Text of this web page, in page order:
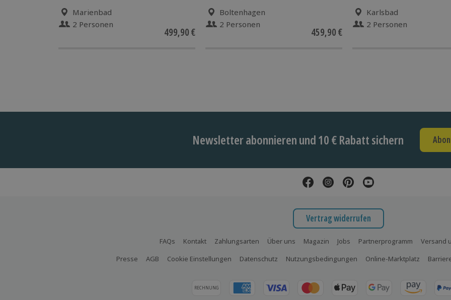
Marienbad
2 Personen
499,90 €
Boltenhagen
2 Personen
459,90 €
Karlsbad
2 Personen
Newsletter abonnieren und 10 € Rabatt sichern
Vertrag widerrufen
FAQs Kontakt Zahlungsarten Über uns Magazin Jobs Partnerprogramm
Versand
Presse
AGB Cookie Einstellungen Datenschutz Nutzungsbedingungen Online-Marktplatz
RECHNUNG